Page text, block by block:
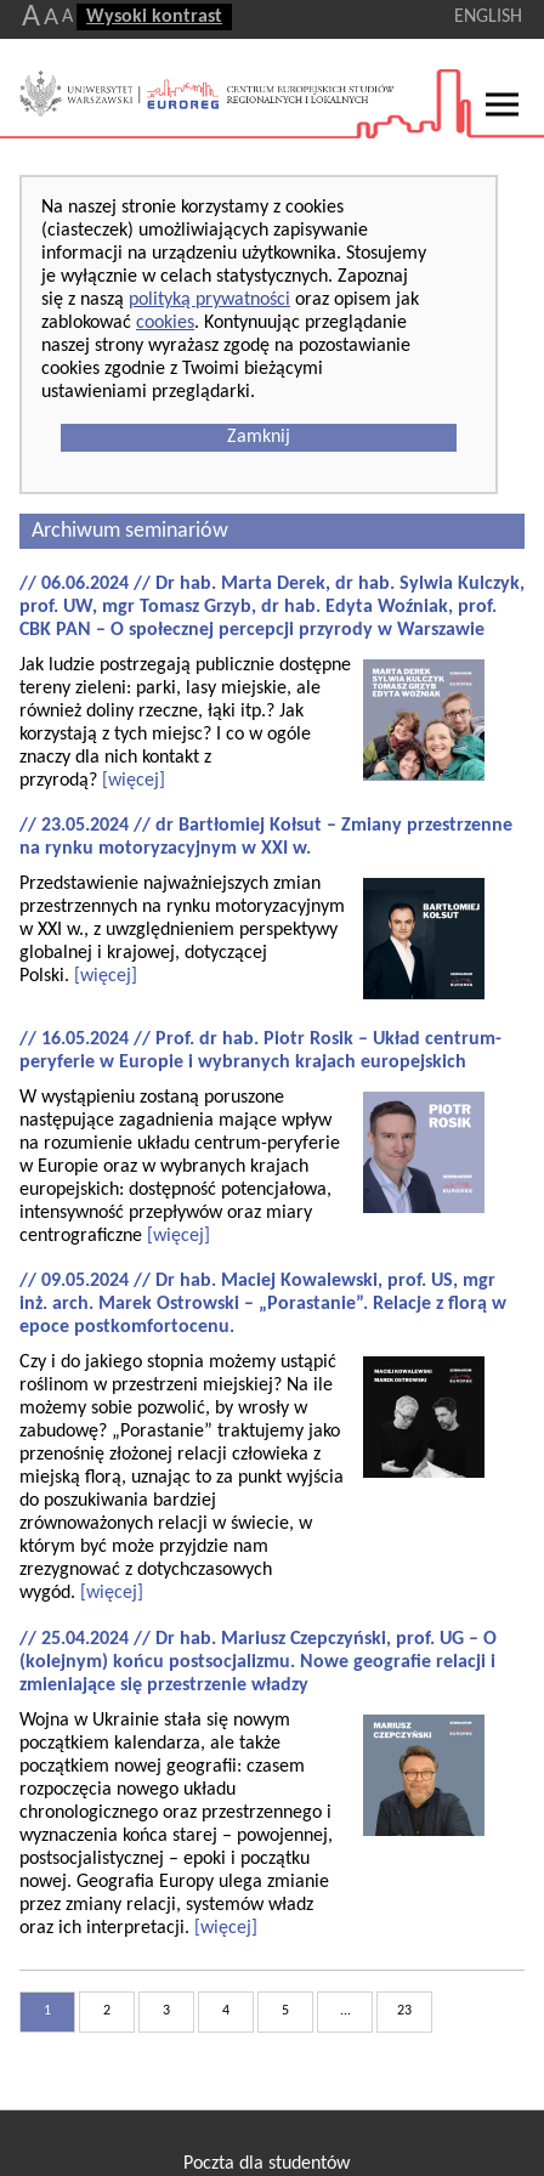
AA A Wysoki kontrast ENGLISH
Na naszej stronie korzystamy z cookies
(ciasteczek) umożliwiających zapisywanie
informacji na urządzeniu użytkownika. Stosujemy
je wyłącznie w celach statystycznych. Zapoznaj
się z naszą polityką prywatności oraz opisem jak
zablokować cookies. Kontynuując przeglądanie
naszej strony wyrażasz zgodę na pozostawianie
cookies zgodnie z Twoimi bieżącymi
ustawieniami przeglądarki.
Zamknij
Archiwum seminariów
// 06.06.2024 // Dr hab. Marta Derek, dr hab. Sylwia Kulczyk,
prof. UW, mgr Tomasz Grzyb, dr hab. Edyta Woźniak, prof.
CBK PAN – O społecznej percepcji przyrody w Warszawie
Jak ludzie postrzegają publicznie dostępne
tereny zieleni: parki, lasy miejskie, ale
również doliny rzeczne, łąki itp.? Jak
korzystają z tych miejsc? I co w ogóle
znaczy dla nich kontakt z
przyrodą? [więcej]
// 23.05.2024 // dr Bartłomiej Kołsut – Zmiany przestrzenne
na rynku motoryzacyjnym w XXI w.
Przedstawienie najważniejszych zmian
przestrzennych na rynku motoryzacyjnym
w XXI w., z uwzględnieniem perspektywy
globalnej i krajowej, dotyczącej
Polski.
[więcej]
// 16.05.2024 // Prof. dr hab. Piotr Rosik – Układ centrum-
peryferie w Europie i wybranych krajach europejskich
W wystąpieniu zostaną poruszone
następujące zagadnienia mające wpływ
na rozumienie układu centrum-peryferie
w Europie oraz w wybranych krajach
europejskich: dostępność potencjałowa,
intensywność przepływów oraz miary
centrograficzne [więcej]
// 09.05.2024 // Dr hab. Maciej Kowalewski, prof. US, mgr
inż. arch. Marek Ostrowski – „Porastanie”. Relacje z florą w
epoce postkomfortocenu.
Czy i do jakiego stopnia możemy ustąpić
roślinom w przestrzeni miejskiej? Na ile
możemy sobie pozwolić, by wrosły w
zabudowę? „Porastanie” traktujemy jako
przenośnię złożonej relacji człowieka z
miejską florą, uznając to za punkt wyjścia
do poszukiwania bardziej
zrównoważonych relacji w świecie, w
którym być może przyjdzie nam
zrezygnować z dotychczasowych
wygód.
[więcej]
// 25.04.2024 // Dr hab. Mariusz Czepczyński, prof. UG – O
(kolejnym) końcu postsocjalizmu. Nowe geografie relacji i
zmieniające się przestrzenie władzy
Wojna w Ukrainie stała się nowym
początkiem kalendarza, ale także
początkiem nowej geografii: czasem
rozpoczęcia nowego układu
chronologicznego oraz przestrzennego i
wyznaczenia końca starej – powojennej,
postsocjalistycznej – epoki i początku
nowej. Geografia Europy ulega zmianie
przez zmiany relacji, systemów władz
oraz ich interpretacji.
[więcej]
1 2 3 4 5 ... 23
Poczta dla studentów